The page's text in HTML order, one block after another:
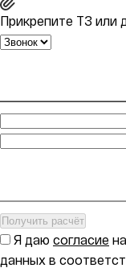
Прикрепите ТЗ или
Получить расчёт
Я даю согласие
данных в